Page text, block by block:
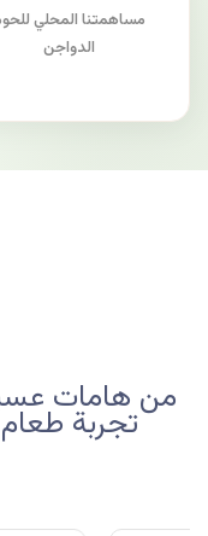
مساهمتنا المحلي
الدواجن
من هامات
تجربة طعام